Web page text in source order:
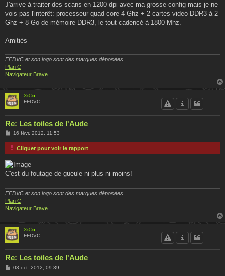
J'arrive à traiter des scans en 1200 dpi avec ma grosse config mais je ne
vois pas l'interêt: processeur quad core 4 Ghz + 2 cartes video DDR3 à 2
Ghz + 8 Go de mémoire DDR3, le tout cadencé à 1800 Mhz.
Amitiés
FFDVC et son logo sont des marques déposées
Plan C
Navigateur Brave
®i©o
FFDVC
Re: Les toiles de l'Aude
M
s
s
g
e
16 févr. 2012, 11:53
Cliquer pour voir le rapport
C'est du foutage de gueule ni plus ni moins!
FFDVC et son logo sont des marques déposées
Plan C
Navigateur Brave
®i©o
FFDVC
Re: Les toiles de l'Aude
M03 oct. 2012, 09:39